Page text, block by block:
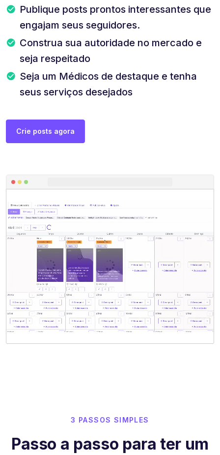
Publique posts prontos interessantes que
engajam seus seguidores.
Construa sua autoridade no mercado e
seja respeitado
Seja um Médicos de destaque e tenha
seus serviços desejados
Crie posts agora
3 PASSOS SIMPLES
Passo a passo para ter um